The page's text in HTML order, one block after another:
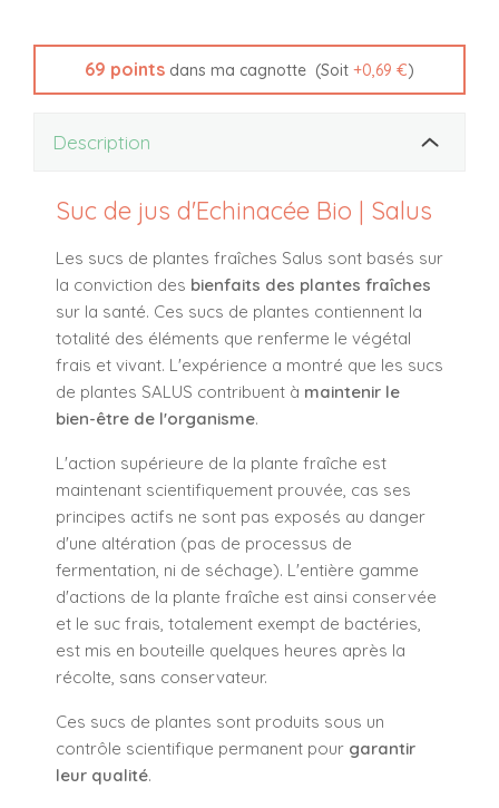
69 points dans ma cagnotte (Soit +0,69 €)
Description
Suc de jus d'Echinacée Bio | Salus
Les sucs de plantes fraîches Salus sont basés sur
la conviction des bienfaits des plantes fraîches
sur la santé. Ces sucs de plantes contiennent la
totalité des éléments que renferme le végétal
frais et vivant. L'expérience a montré que les sucs
de plantes SALUS contribuent à maintenir le
bien-être de l'organisme.
L'action supérieure de la plante fraîche est
maintenant scientifiquement prouvée, cas ses
principes actifs ne sont pas exposés au danger
d'une altération (pas de processus de
fermentation, ni de séchage). L'entière gamme
d'actions de la plante fraîche est ainsi conservée
et le suc frais, totalement exempt de bactéries,
est mis en bouteille quelques heures après la
récolte, sans conservateur.
Ces sucs de plantes sont produits sous un
contrôle scientifique permanent pour garantir
leur qualité.